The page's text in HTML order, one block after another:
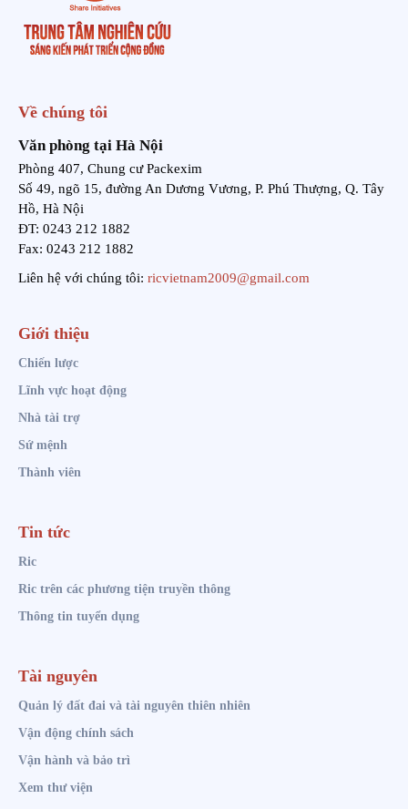
Về chúng tôi
Văn phòng tại Hà Nội
Phòng 407, Chung cư Packexim
Số 49, ngõ 15, đường An Dương Vương, P. Phú Thượng, Q. Tây
Hồ, Hà Nội
ĐT: 0243 212 1882
Fax: 0243 212 1882
Liên hệ với chúng tôi: ricvietnam2009@gmail.com
Giới thiệu
Chiến lược
Lĩnh vực hoạt động
Nhà tài trợ
Sứ mệnh
Thành viên
Tin tức
Ric
Ric trên các phương tiện truyền thông
Thông tin tuyển dụng
Tài nguyên
Quản lý đất đai và tài nguyên thiên nhiên
Vận động chính sách
Vận hành và bảo trì
Xem thư viện